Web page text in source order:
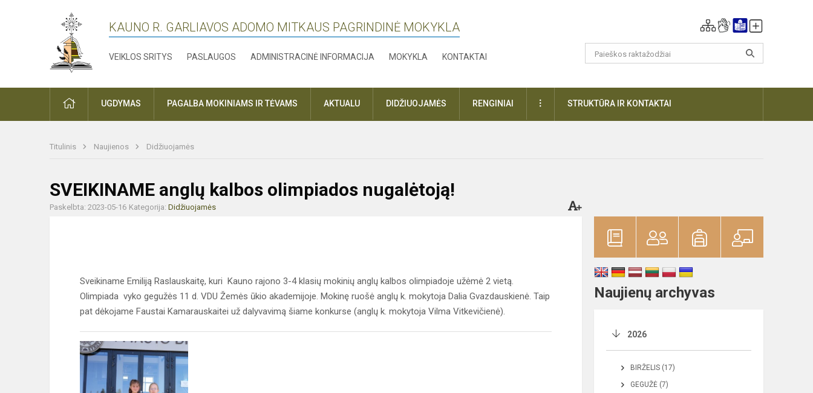
KAUNO R. GARLIAVOS ADOMO MITKAUS PAGRINDINĖ MOKYKLA
VEIKLOS SRITYS PASLAUGOS ADMINISTRACINĖ INFORMACIJA MOKYKLA KONTAKTAI
PRADŽIAUGDYMAS PAGALBA MOKINIAMS IR TĖVAMS AKTUALU DIDŽIUOJAMĖS RENGINIAI DAUGIAUSTRUKTŪRA IR KONTAKTAI
Titulinis Naujienos Didžiuojamės
SVEIKINAME anglų kalbos olimpiados nugalėtoją!
Paskelbta: 2023-05-16 Kategorija: Didžiuojamės
Sveikiname Emiliją Raslauskaitę, kuri Kauno rajono 3-4 klasių mokinių anglų kalbos olimpiadoje užėmė 2 vietą.
Olimpiada vyko gegužės 11 d. VDU Žemės ūkio akademijoje. Mokinę ruošė anglų k. mokytoja Dalia Gvazdauskienė. Taip
pat dėkojame Faustai Kamarauskaitei už dalyvavimą šiame konkurse (anglų k. mokytoja Vilma Vitkevičienė).
Naujienų archyvas
2026
BIRŽELIS (17)
GEGUŽĖ (7)